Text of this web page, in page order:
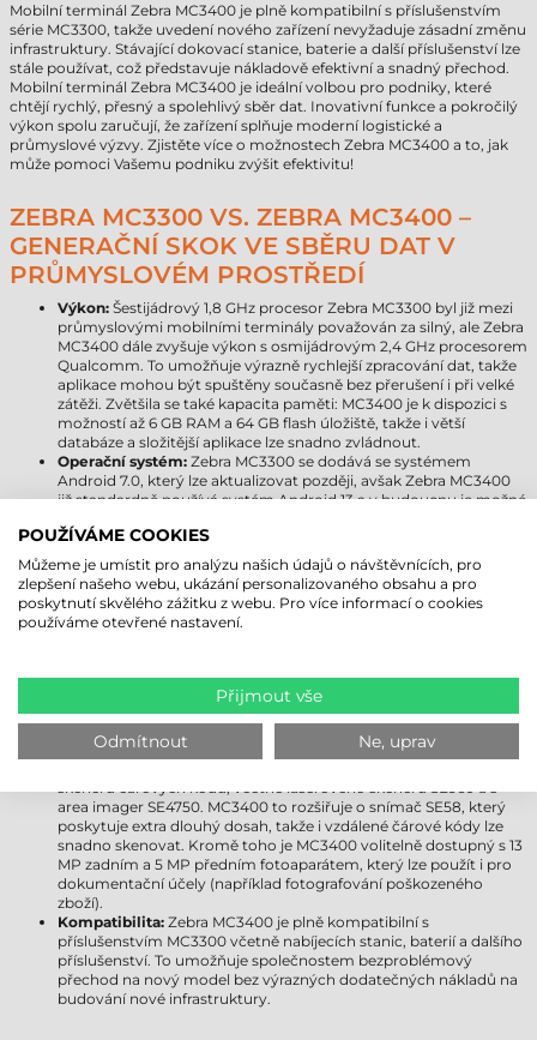
Mobilní terminál Zebra MC3400 je plně kompatibilní s příslušenstvím
série MC3300, takže uvedení nového zařízení nevyžaduje zásadní změnu
infrastruktury. Stávající dokovací stanice, baterie a další příslušenství lze
stále používat, což představuje nákladově efektivní a snadný přechod.
Mobilní terminál Zebra MC3400 je ideální volbou pro podniky, které
chtějí rychlý, přesný a spolehlivý sběr dat. Inovativní funkce a pokročilý
výkon spolu zaručují, že zařízení splňuje moderní logistické a
průmyslové výzvy. Zjistěte více o možnostech Zebra MC3400 a to, jak
může pomoci Vašemu podniku zvýšit efektivitu!
ZEBRA MC3300 VS. ZEBRA MC3400 –
GENERAČNÍ SKOK VE SBĚRU DAT V
PRŮMYSLOVÉM PROSTŘEDÍ
Výkon: Šestijádrový 1,8 GHz procesor Zebra MC3300 byl již mezi
průmyslovými mobilními terminály považován za silný, ale Zebra
MC3400 dále zvyšuje výkon s osmijádrovým 2,4 GHz procesorem
Qualcomm. To umožňuje výrazně rychlejší zpracování dat, takže
aplikace mohou být spuštěny současně bez přerušení i při velké
zátěži. Zvětšila se také kapacita paměti: MC3400 je k dispozici s
možností až 6 GB RAM a 64 GB flash úložiště, takže i větší
databáze a složitější aplikace lze snadno zvládnout.
Operační systém: Zebra MC3300 se dodává se systémem
Android 7.0, který lze aktualizovat později, avšak Zebra MC3400
již standardně používá systém Android 13 a v budoucnu je možné
podporu, vylepšené zabezpečení a moderní funkce.
Displej:Obě zařízení jsou vybavena 4"" displejem Gorilla Glass,
který je odolný vůči poškrábání a nárazu. Displej MC3400 však
přichází s pokročilejším ovládáním jasu a ještě lepší viditelností
venku, takže zůstává dobře čitelný i za jasnějších světelných
rychlejší, stabilnější a spolehlivější připojení i v přeplněných
síťových prostředích. Zebra MC3400 navíc obdržela podporu
Bluetooth 5.1, která poskytuje efektivnější využití energie a delší
dosah. Modely Zebra MC3450 jsou kompatibilní s 5G a GPS.
skeneru čárových kódů, včetně laserového skeneru SE960 a s
area imager SE4750. MC3400 to rozšiřuje o snímač SE58, který
poskytuje extra dlouhý dosah, takže i vzdálené čárové kódy lze
snadno skenovat. Kromě toho je MC3400 volitelně dostupný s 13
MP zadním a 5 MP předním fotoaparátem, který lze použít i pro
dokumentační účely (například fotografování poškozeného
zboží).
Kompatibilita: Zebra MC3400 je plně kompatibilní s
příslušenstvím MC3300 včetně nabíjecích stanic, baterií a dalšího
příslušenství. To umožňuje společnostem bezproblémový
přechod na nový model bez výrazných dodatečných nákladů na
budování nové infrastruktury.
POUŽÍVÁME COOKIES
Můžeme je umístit pro analýzu našich údajů o návštěvnících, pro
zlepšení našeho webu, ukázání personalizovaného obsahu a pro
poskytnutí skvělého zážitku z webu. Pro více informací o cookies
používáme otevřené nastavení.
Přijmout vše
Odmítnout Ne, uprav